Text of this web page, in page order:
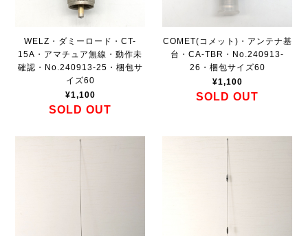
WELZ・ダミーロード・CT-
15A・アマチュア無線・動作未
確認・No.240913-25・梱包サ
イズ60
¥1,100
SOLD OUT
COMET(コメット)・アンテナ基
台・CA-TBR・No.240913-
26・梱包サイズ60
¥1,100
SOLD OUT